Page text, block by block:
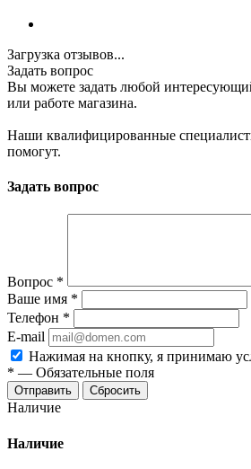
Загрузка отзывов...
Задать вопрос
Вы можете задать любой
или работе магазина.
Наши квалифицированные
помогут.
Задать вопрос
Вопрос *
Ваше имя *
Телефон *
E-mail
Нажимая на кнопку, я принимаю
* — Обязательные поля
Отправить Сбросить
Наличие
Наличие